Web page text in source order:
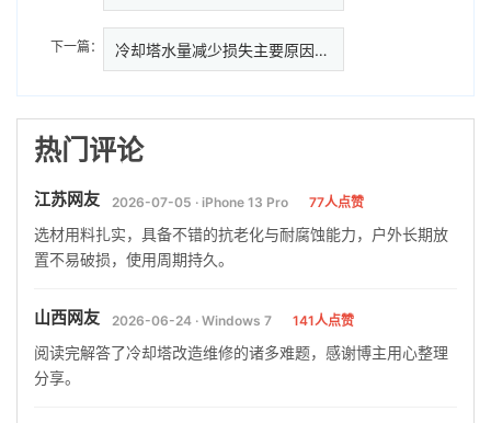
下一篇： 冷却塔水量减少损失主要原因是什
热门评论
江苏网友 2026-07-05 · iPhone 13 Pro 77人点赞
选材用料扎实，具备不错的抗老化与耐腐蚀能力，户外长期放
置不易破损，使用周期持久。
山西网友 2026-06-24 · Windows 7 141人点赞
阅读完解答了冷却塔改造维修的诸多难题，感谢博主用心整理
分享。